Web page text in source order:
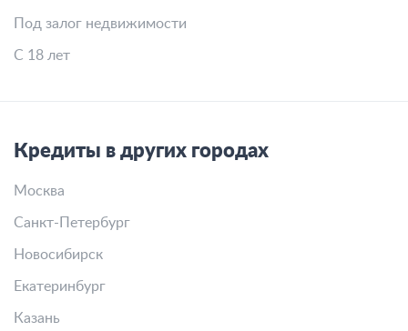
Под залог недвижимости
С 18 лет
Кредиты в других городах
Москва
Санкт-Петербург
Новосибирск
Екатеринбург
Казань